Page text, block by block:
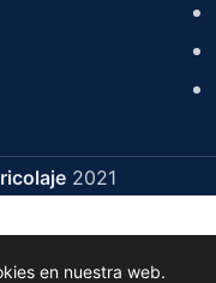
2021
en nuestra web.